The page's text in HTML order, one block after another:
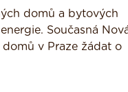
domů a bytových
Současná
v Praze žádat o